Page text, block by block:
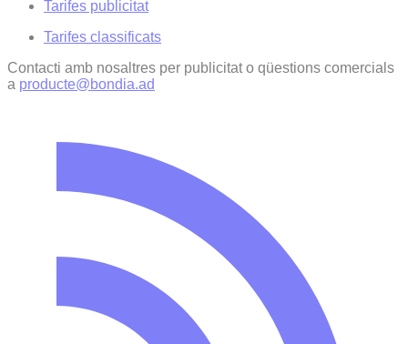
Tarifes publicitat
Tarifes classificats
Contacti amb nosaltres per publicitat o qüestions comercials
a producte@bondia.ad